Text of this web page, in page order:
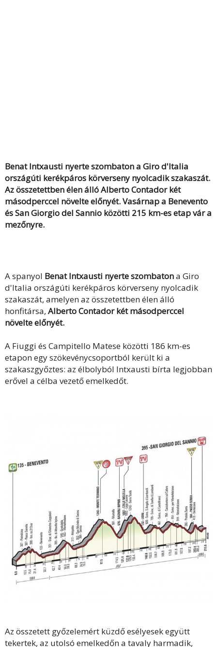
Benat Intxausti nyerte szombaton a Giro d'Italia
országúti kerékpáros körverseny nyolcadik szakaszát.
Az összetettben élen álló Alberto Contador két
másodperccel növelte előnyét. Vasárnap a Benevento
és San Giorgio del Sannio közötti 215 km-es etap vár a
mezőnyre.
A spanyol Benat Intxausti nyerte szombatona Giro
d'Italia országúti kerékpáros körverseny nyolcadik
szakaszát, amelyen az összetettben élen álló
honfitársa, Alberto Contador két másodperccel
növelte előnyét.
A Fiuggi és Campitello Matese közötti 186 km-es
etapon egy szökevénycsoportból került ki a
szakaszgyőztes: az élbolyból Intxausti bírta legjobban
erővel a célba vezető emelkedőt.
Az összetett győzelemért küzdő esélyesek együtt
tekertek, az utolsó emelkedőn a tavaly harmadik,